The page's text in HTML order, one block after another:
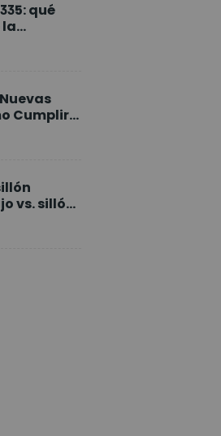
qué
la
los
Cumplir
Fitness
vs. sillón